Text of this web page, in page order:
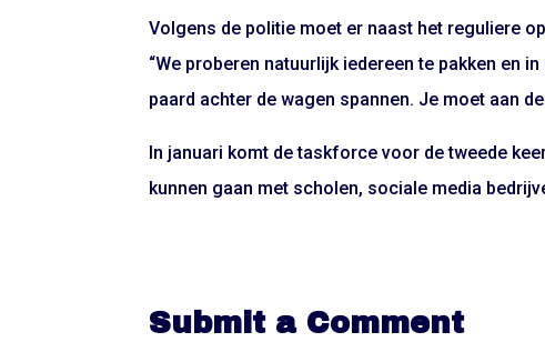
Volgens de politie moet er naast het reguliere
“We proberen natuurlijk iedereen te pakken en
paard achter de wagen spannen. Je moet aan
In januari komt de taskforce voor de tweede
kunnen gaan met scholen, sociale media
Submit a Comment